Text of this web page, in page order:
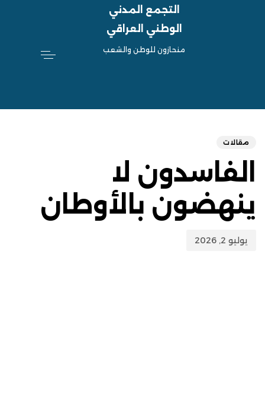
التجمع المدني
الوطني العراقي
منحازون للوطن والشعب
مقالات
الفاسدون لا
ينهضون بالأوطان
يوليو 2, 2026